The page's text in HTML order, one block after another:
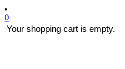
0
Your shopping cart is empty.